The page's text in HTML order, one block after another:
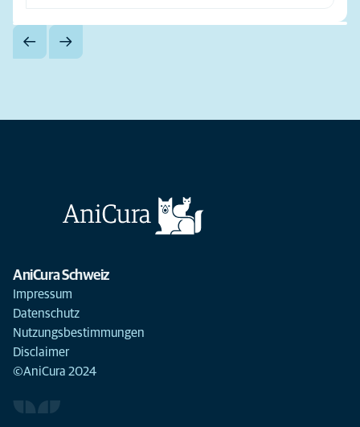
AniCura Schweiz
Impressum
Datenschutz
Nutzungsbestimmungen
Disclaimer
©AniCura 2024